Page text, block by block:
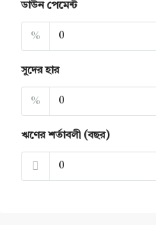
ডাউন পেমেন্ট
%
সুদের হার
%
ঋণের শর্তাবলী (বছর)